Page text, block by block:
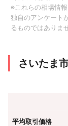
※これらの相場情
独自のアンケート
るものではありま
さいたま
平均取引価格